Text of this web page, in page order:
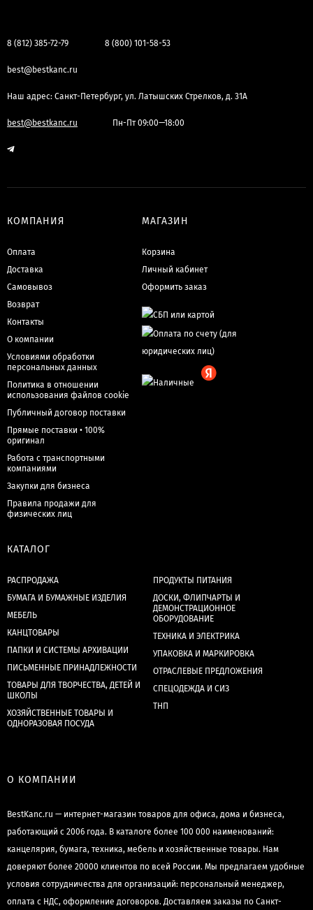
8 (812) 385-72-79 8 (800) 101-58-53
best@bestkanc.ru
Наш адрес: Санкт-Петербург, ул. Латышских Стрелков, д. 31А
best@bestkanc.ru Пн-Пт 09:00—18:00
КОМПАНИЯ
Оплата
Доставка
Самовывоз
Возврат
Контакты
О компании
Условиями обработки
персональных данных
Политика в отношении
использования файлов cookie
Публичный договор поставки
Прямые поставки • 100%
оригинал
Работа с транспортными
компаниями
Закупки для бизнеса
Правила продажи для
физических лиц
МАГАЗИН
Корзина
Личный кабинет
Оформить заказ
КАТАЛОГ
РАСПРОДАЖА
БУМАГА И БУМАЖНЫЕ ИЗДЕЛИЯ
МЕБЕЛЬ
КАНЦТОВАРЫ
ПАПКИ И СИСТЕМЫ АРХИВАЦИИ
ПИСЬМЕННЫЕ ПРИНАДЛЕЖНОСТИ
ТОВАРЫ ДЛЯ ТВОРЧЕСТВА, ДЕТЕЙ И
ШКОЛЫ
ХОЗЯЙСТВЕННЫЕ ТОВАРЫ И
ОДНОРАЗОВАЯ ПОСУДА
ПРОДУКТЫ ПИТАНИЯ
ДОСКИ, ФЛИПЧАРТЫ И
ДЕМОНСТРАЦИОННОЕ
ОБОРУДОВАНИЕ
ТЕХНИКА И ЭЛЕКТРИКА
УПАКОВКА И МАРКИРОВКА
ОТРАСЛЕВЫЕ ПРЕДЛОЖЕНИЯ
СПЕЦОДЕЖДА И СИЗ
ТНП
О КОМПАНИИ
BestKanc.ru — интернет-магазин товаров для офиса, дома и бизнеса,
работающий с 2006 года. В каталоге более 100 000 наименований:
канцелярия, бумага, техника, мебель и хозяйственные товары. Нам
доверяют более 20000 клиентов по всей России. Мы предлагаем удобные
условия сотрудничества для организаций: персональный менеджер,
оплата с НДС, оформление договоров. Доставляем заказы по Санкт-